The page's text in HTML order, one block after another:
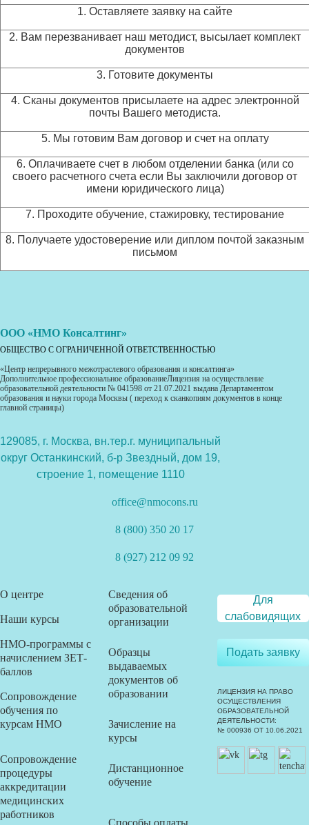
1. Оставляете заявку на сайте
2. Вам перезванивает наш методист, высылает комплект
документов
3. Готовите документы
4. Сканы документов присылаете на адрес электронной
почты Вашего методиста.
5. Мы готовим Вам договор и счет на оплату
6. Оплачиваете счет в любом отделении банка (или со
своего расчетного счета если Вы заключили договор от
имени юридического лица)
7. Проходите обучение, стажировку, тестирование
8. Получаете удостоверение или диплом почтой заказным
письмом
ООО «НМО Консалтинг»
ОБЩЕСТВО С ОГРАНИЧЕННОЙ ОТВЕТСТВЕННОСТЬЮ
«Центр непрерывного межотраслевого образования и консалтинга»
Дополнительное профессиональное образованиеЛицензия на осуществление
образовательной деятельности № 041598 от 21.07.2021 выдана Департаментом
образования и науки города Москвы ( переход к сканкопиям документов в конце
главной страницы)
129085, г. Москва, вн.тер.г. муниципальный
округ Останкинский, б-р Звездный, дом 19,
строение 1, помещение 1110
office@nmocons.ru
8 (800) 350 20 17
8 (927) 212 09 92
О центре
Наши курсы
НМО-программы с
начислением ЗЕТ-
баллов
Сопровождение
обучения по
курсам НМО
Сопровождение
процедуры
аккредитации
медицинских
работников
Сведения об
образовательной
организации
Образцы
выдаваемых
документов об
образовании
Зачисление на
курсы
Дистанционное
обучение
Способы оплаты
Для
слабовидящих
Подать заявку
ЛИЦЕНЗИЯ НА ПРАВО
ОСУЩЕСТВЛЕНИЯ
ОБРАЗОВАТЕЛЬНОЙ
ДЕЯТЕЛЬНОСТИ:
№ 000936 ОТ 10.06.2021